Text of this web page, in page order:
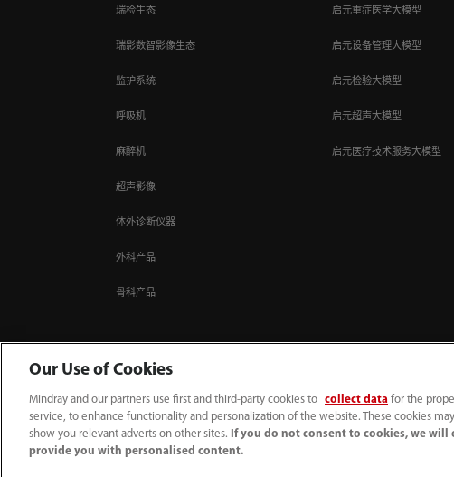
瑞检生态
瑞影数智影像生态
监护系统
呼吸机
麻醉机
超声影像
体外诊断仪器
外科产品
骨科产品
启元重症医学大模型
启元设备管理大模型
启元检验大模型
启元超声大模型
启元医疗技术服务大模型
4007005652 800online@mindray.com
使用条款 ｜ 网站地图｜隐私政策 ｜招聘隐私政策｜ 监察举报｜联系我们
© 2026 深圳迈瑞生物医疗电子股份有限公司 版权所有
Our Use of Cookies
Mindray and our partners use first and third-party cookies to collect data for the
service, to enhance functionality and personalization of the website. These cookies
show you relevant adverts on other sites.
If you do not consent to cookies, we
provide you with personalised content.